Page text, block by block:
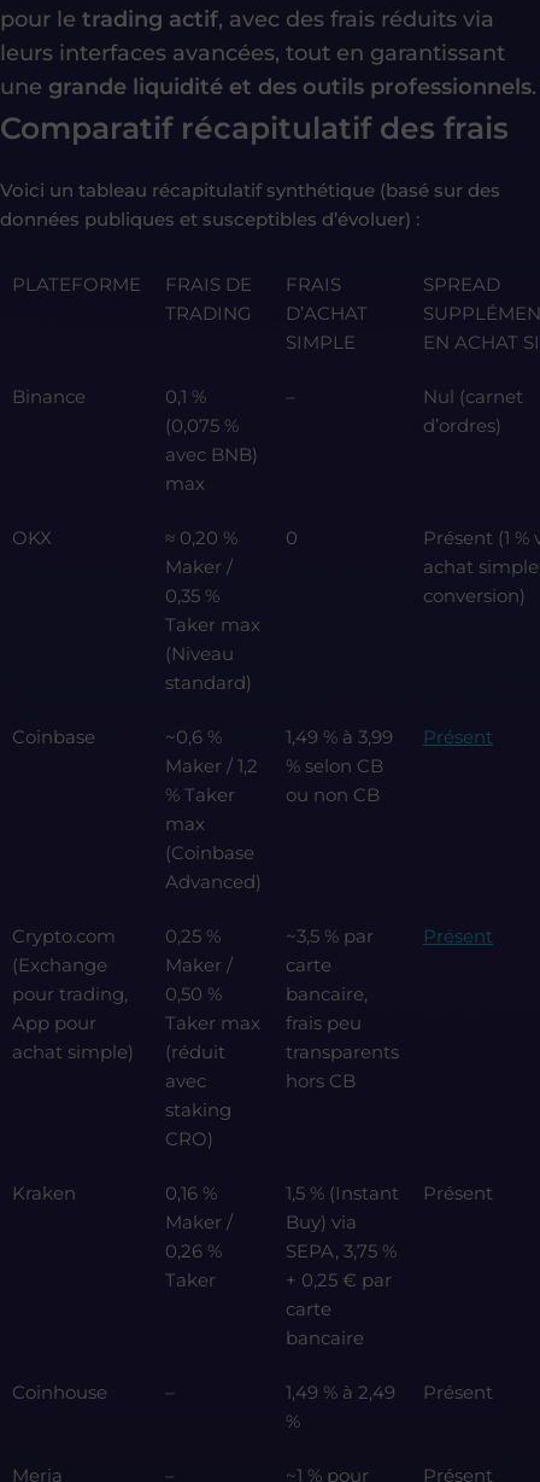
pour le trading actif, avec des frais réduits via
leurs interfaces avancées, tout en garantissant
une grande liquidité et des outils professionnels.
Comparatif récapitulatif des frais
Voici un tableau récapitulatif synthétique (basé sur des
données publiques et susceptibles d’évoluer) :
PLATEFORME
FRAIS DE
TRADING
FRAIS
D’ACHAT
SIMPLE
SPREAD
EN ACHAT
Binance
0,1 %
(0,075 %
avec BNB)
max
–
Nul (carnet
d’ordres)
OKX
≈ 0,20 %
Maker /
0,35 %
Taker max
(Niveau
standard)
0
Présent (1 %
achat
conversion)
Coinbase
~0,6 %
Maker / 1,2
% Taker
max
(Coinbase
Advanced)
1,49 % à 3,99
% selon CB
ou non CB
Présent
Crypto.com
(Exchange
pour trading,
App pour
achat simple)
0,25 %
Maker /
0,50 %
Taker max
(réduit
avec
staking
CRO)
~3,5 % par
carte
bancaire,
frais peu
transparents
hors CB
Présent
Kraken
0,16 %
Maker /
0,26 %
Taker
1,5 % (Instant
Buy) via
SEPA, 3,75 %
+ 0,25 € par
carte
bancaire
Présent
Coinhouse –
1,49 % à 2,49
%
Présent
Meria –
~1 % pour
Présent